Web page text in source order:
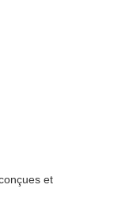
et